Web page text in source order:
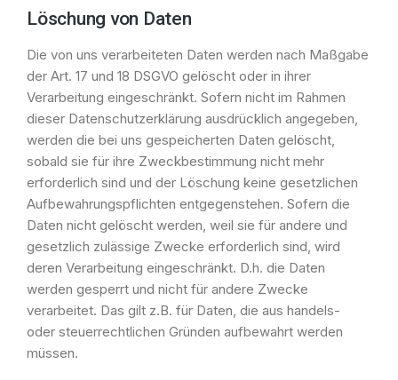
Löschung von Daten
Die von uns verarbeiteten Daten werden nach Maßgabe
der Art. 17 und 18 DSGVO gelöscht oder in ihrer
Verarbeitung eingeschränkt. Sofern nicht im Rahmen
dieser Datenschutzerklärung ausdrücklich angegeben,
werden die bei uns gespeicherten Daten gelöscht,
sobald sie für ihre Zweckbestimmung nicht mehr
erforderlich sind und der Löschung keine gesetzlichen
Aufbewahrungspflichten entgegenstehen. Sofern die
Daten nicht gelöscht werden, weil sie für andere und
gesetzlich zulässige Zwecke erforderlich sind, wird
deren Verarbeitung eingeschränkt. D.h. die Daten
werden gesperrt und nicht für andere Zwecke
verarbeitet. Das gilt z.B. für Daten, die aus handels-
oder steuerrechtlichen Gründen aufbewahrt werden
müssen.